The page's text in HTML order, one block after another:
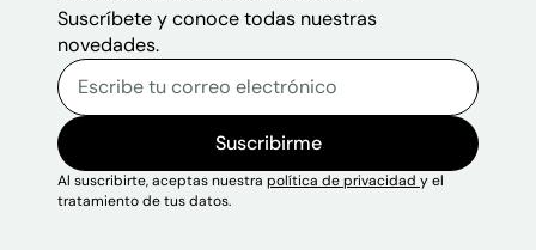
Suscríbete y conoce todas nuestras
novedades.
Sitio web
Escribe tu correo
Suscribirme
Al suscribirte, aceptas nuestra política de privacidad y el
tratamiento de tus datos.